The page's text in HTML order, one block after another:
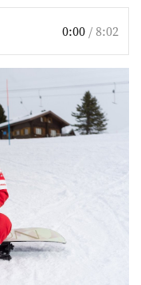
0:00 /8:02